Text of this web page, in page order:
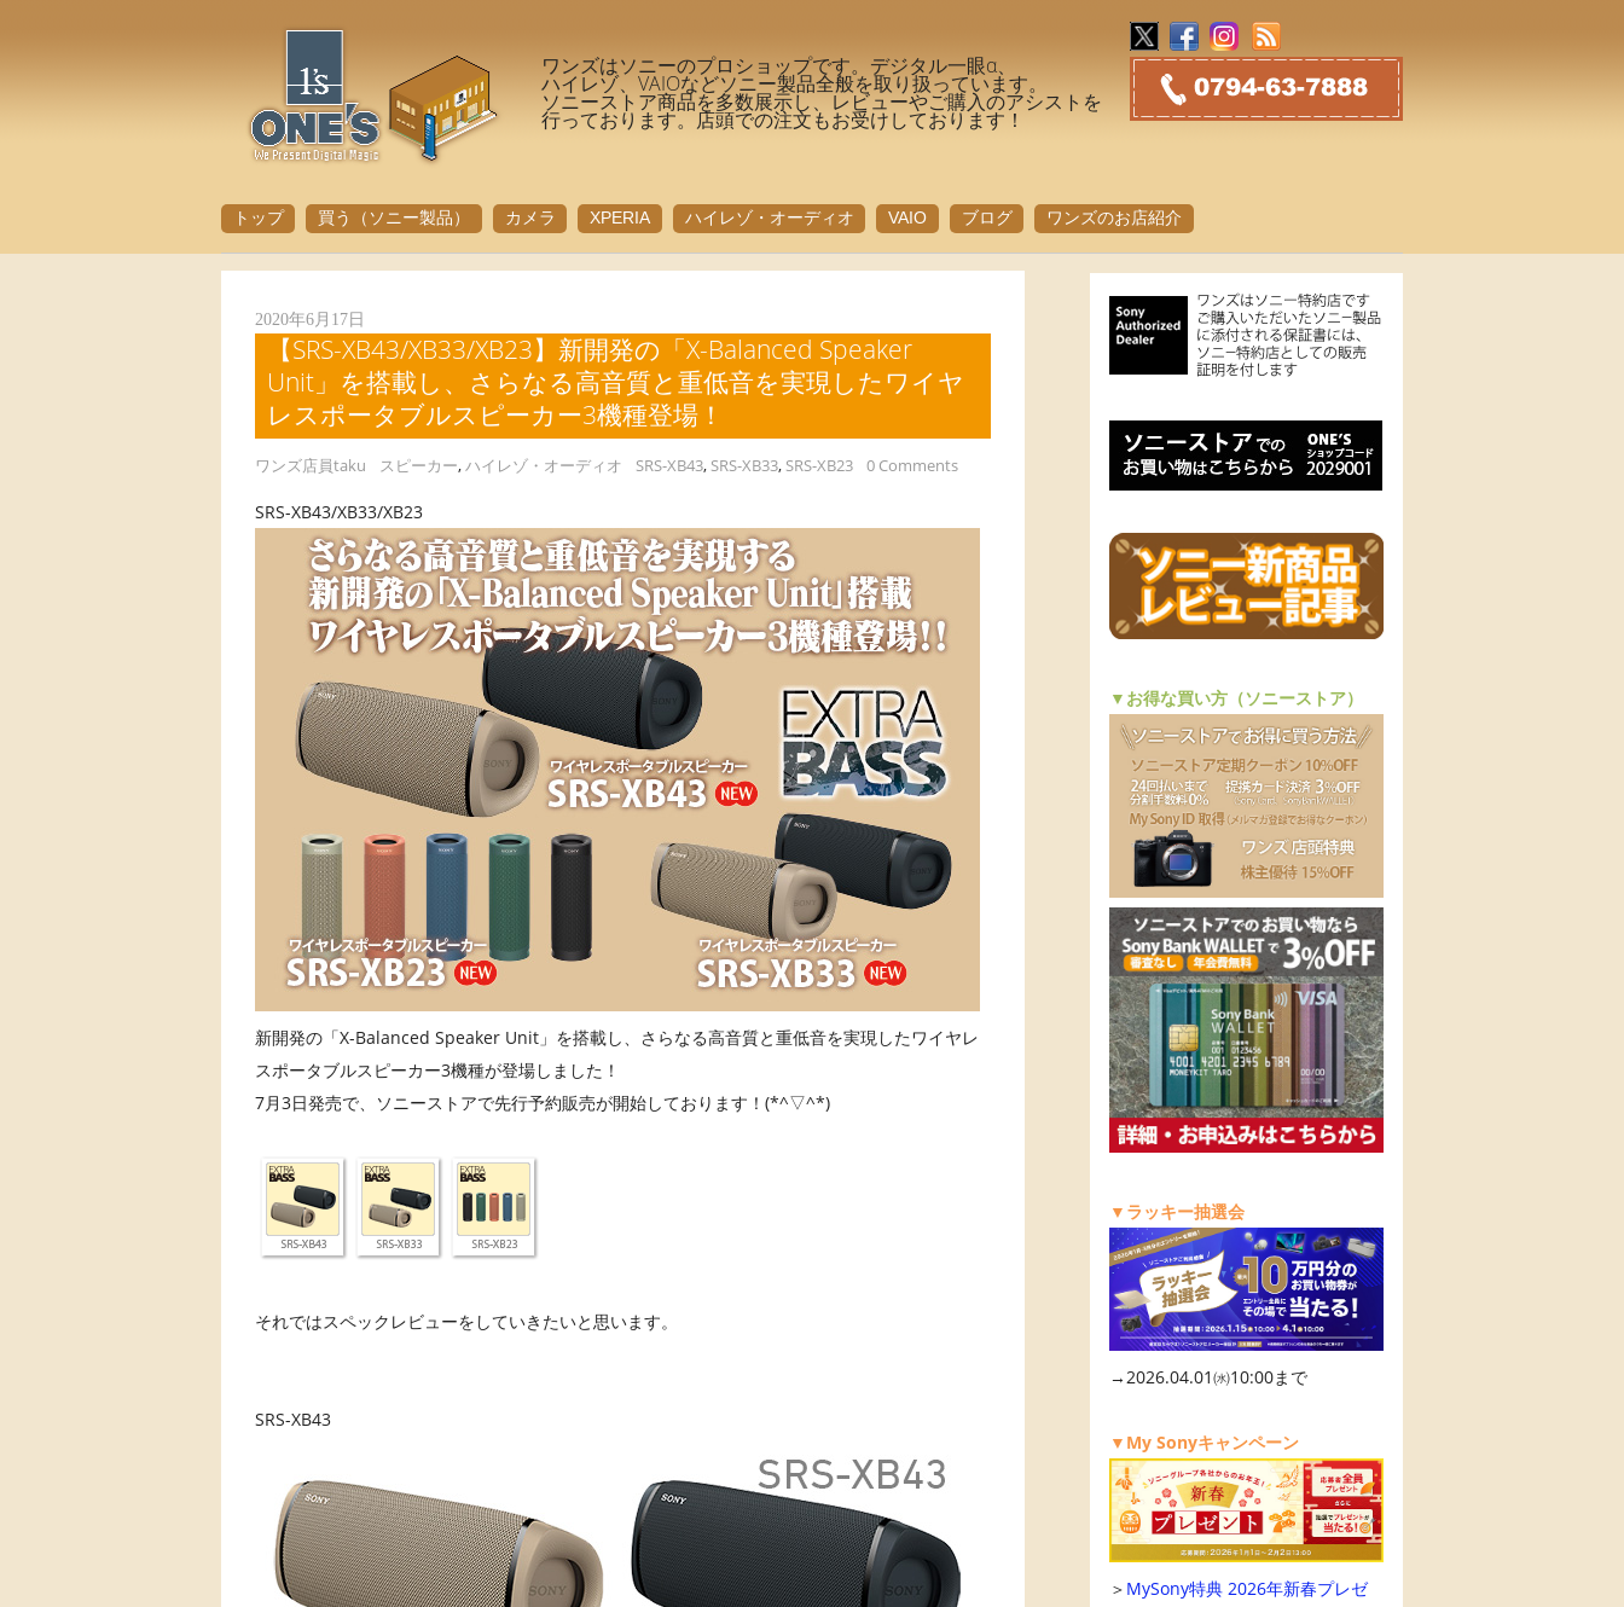
ワンズはソニーのプロショップです。デジタル一眼α、
ハイレゾ、VAIOなどソニー製品全般を取り扱っています。
ソニーストア商品を多数展示し、レビューやご購入のアシストを
行っております。店頭での注文もお受けしております！
トップ 買う（ソニー製品） カメラ XPERIA ハイレゾ・オーディオ VAIO ブログ ワンズのお店紹介
2020年6月17日
【SRS-XB43/XB33/XB23】新開発の「X-Balanced Speaker
Unit」を搭載し、さらなる高音質と重低音を実現したワイヤ
レスポータブルスピーカー3機種登場！
ワンズ店員taku スピーカー,ハイレゾ・オーディオ SRS-XB43, SRS-XB33, SRS-XB23 0 Comments
SRS-XB43/XB33/XB23
新開発の「X-Balanced Speaker Unit」を搭載し、さらなる高音質と重低音を実現したワイヤレ
スポータブルスピーカー3機種が登場しました！
7月3日発売で、ソニーストアで先行予約販売が開始しております！(*^▽^*)
それではスペックレビューをしていきたいと思います。
SRS-XB43
▼お得な買い方（ソニーストア）
▼ラッキー抽選会
→2026.04.01㈬10:00まで
▼My Sonyキャンペーン
＞ MySony特典 2026年新春プレゼ